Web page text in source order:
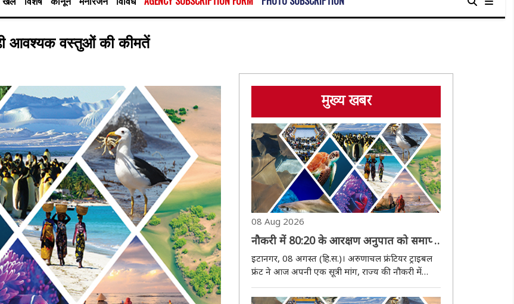
आवश्यक वस्तुओं की कीमतें
मुख्य खबर
08 Aug 2026
नौकरी में 80:20 के आरक्षण अनुपात को समाप्त
करने की मांग के समर्थन में निकली रैली
इटानगर, 08 अगस्त (हि.स.)। अरुणाचल फ्रंटियर ट्राइबल
फ्रंट ने आज अपनी एक सूत्री मांग, राज्य की नौकरी में
80:20 के आरक्षण अनुपात को समाप्त करने की मांग के
समर्थन में इटानगर में एक शांतिपूर्ण रैली निकाली। सैकड़ों